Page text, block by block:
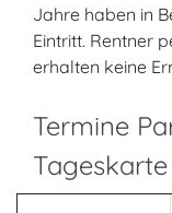
Jahre haben in
Eintritt. Rentner
erhalten keine
Termine
Tageskarte